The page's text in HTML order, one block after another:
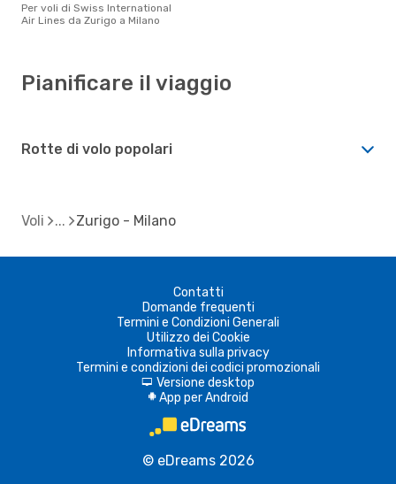
Per voli di Swiss International
Air Lines da Zurigo a Milano
Pianificare il viaggio
Rotte di volo popolari
Voli Zurigo - Milano
Contatti
Domande frequenti
Termini e Condizioni Generali
Utilizzo dei Cookie
Informativa sulla privacy
Termini e condizioni dei codici promozionali
d Versione desktop
A App per Android
© eDreams 2026